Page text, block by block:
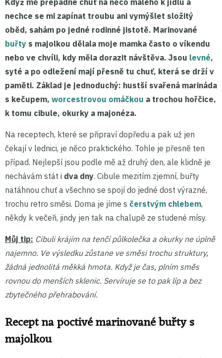
nechce se mi zapínat troubu ani vymýšlet složitý
oběd, sahám po jedné rodinné jistotě. Marinované
buřty s majolkou dělala moje mamka často o víkendu
nebo ve chvíli, kdy měla dorazit návštěva. Jsou levné,
syté a po odležení mají přesně tu chuť, která se drží v
paměti. Základ je jednoduchý: hustší svařená marináda
s kečupem, worcestrovou omáčkou a trochou hořčice,
k tomu cibule, okurky a majonéza.
Na receptech, které se připraví dopředu a pak už jen
čekají v lednici, je něco praktického. Tohle je přesně ten
případ. Nejlepší jsou podle mě až druhý den, ale klidně je
nechávám stát i dva dny. Cibule mezitím zjemní, buřty
natáhnou chuť a všechno se spojí do jedné dost výrazné,
trochu retro směsi. Doma je jíme s čerstvým chlebem,
někdy k večeři, jindy jen tak na chalupě ze studené mísy.
Můj tip: Cibuli krájím na tenčí půlkolečka a okurky ne úplně
najemno. Ve výsledku zůstane ve směsi trochu struktury,
žádná jednolitá měkká hmota. Když je čas, plním směs
rovnou do menších sklenic. Servíruje se to pak líp a bez
zbytečného přehrabování.
Recept na poctivé marinované buřty s
majolkou